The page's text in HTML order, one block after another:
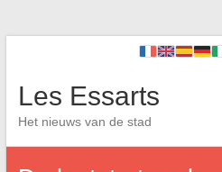
Les Essarts
Het nieuws van de stad